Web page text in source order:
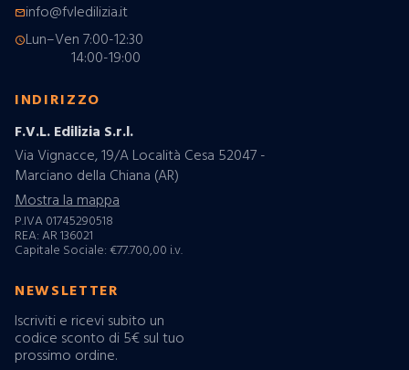
mail_outlineinfo@fvledilizia.it
scheduleLun–Ven 7:00-12:30
14:00-19:00
INDIRIZZO
F.V.L. Edilizia S.r.l.
Via Vignacce, 19/A Località Cesa 52047 -
Marciano della Chiana (AR)
Mostra la mappa
P.IVA 01745290518
REA: AR 136021
Capitale Sociale: €77.700,00 i.v.
NEWSLETTER
Iscriviti e ricevi subito un
codice sconto di 5€ sul tuo
prossimo ordine.